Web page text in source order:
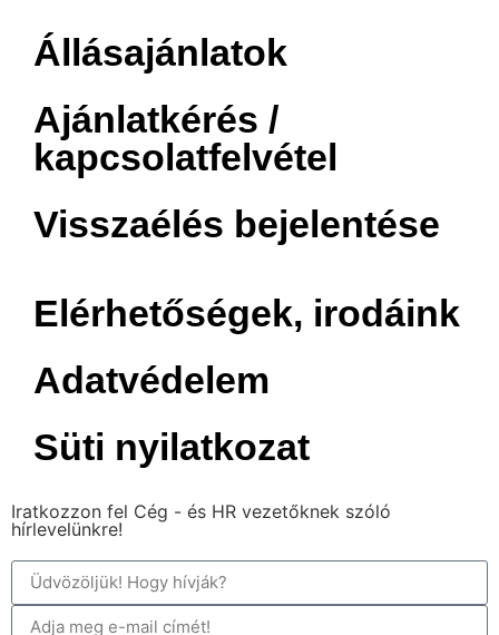
Állásajánlatok
Ajánlatkérés /
kapcsolatfelvétel
Visszaélés bejelentése
Elérhetőségek, irodáink
Adatvédelem
Süti nyilatkozat
Iratkozzon fel Cég - és HR vezetőknek szóló
hírlevelünkre!